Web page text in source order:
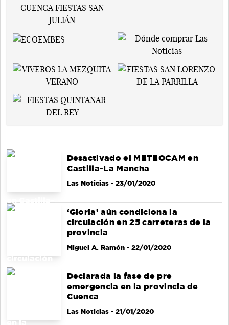
Desactivado el METEOCAM en
Castilla-La Mancha
Las Noticias- 23/01/2020
‘Gloria’ aún condiciona la
circulación en 25 carreteras de la
provincia
Miguel A. Ramón- 22/01/2020
Declarada la fase de pre
emergencia en la provincia de
Cuenca
Las Noticias- 21/01/2020